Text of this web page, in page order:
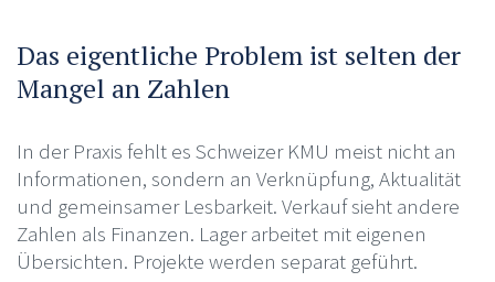
Das eigentliche Problem ist selten der
Mangel an Zahlen
In der Praxis fehlt es Schweizer KMU meist nicht an
Informationen, sondern an Verknüpfung, Aktualität
und gemeinsamer Lesbarkeit. Verkauf sieht andere
Zahlen als Finanzen. Lager arbeitet mit eigenen
Übersichten. Projekte werden separat geführt.